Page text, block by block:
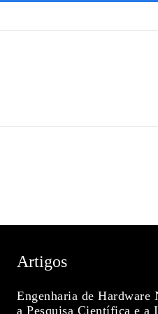
Artigos
Engenharia de
a Pesquisa Científica e a